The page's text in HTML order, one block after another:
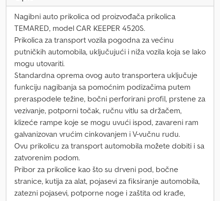
Nagibni auto prikolica od proizvođača prikolica
TEMARED, model CAR KEEPER 4520S.
Prikolica za transport vozila pogodna za većinu
putničkih automobila, uključujući i niža vozila koja se lako
mogu utovariti.
Standardna oprema ovog auto transportera uključuje
funkciju nagibanja sa pomoćnim podizačima putem
preraspodele težine, bočni perforirani profil, prstene za
vezivanje, potporni točak, ručnu vitlu sa držačem,
klizeće rampe koje se mogu uvući ispod, zavareni ram
galvanizovan vrućim cinkovanjem i V-vučnu rudu.
Ovu prikolicu za transport automobila možete dobiti i sa
zatvorenim podom.
Pribor za prikolice kao što su drveni pod, bočne
stranice, kutija za alat, pojasevi za fiksiranje automobila,
zatezni pojasevi, potporne noge i zaštita od krađe,